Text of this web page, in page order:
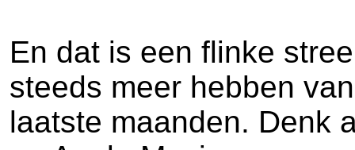
En dat is een flinke
steeds meer hebben
laatste maanden. Denk